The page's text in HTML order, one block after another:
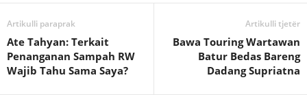
Artikulli paraprak
Ate Tahyan: Terkait
Penanganan Sampah RW
Wajib Tahu Sama Saya?
Artikulli tjetër
Bawa Touring Wartawan
Batur Bedas Bareng
Dadang Supriatna